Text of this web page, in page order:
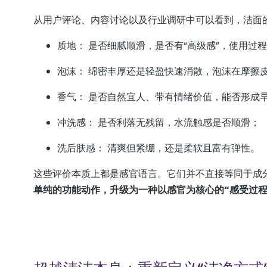
从用户评论、内容讨论以及行业调研中可以看到，洁面
质地： 是否细腻顺滑，是否有“高级感”，使用过
泡沫： 绵密丰厚还是轻盈快速消散，泡沫在摩擦
香气： 是否自然宜人、带有情绪价值，能否形成
冲洗感： 是否利落无残留，水流触感是否顺滑；
洗后肤感： 清爽但紧绷，还是柔软且富有弹性。
这些评价本质上都是感官语言。它们并不直接等同于
单纯的功能动作，升级为一种以感官为核心的“感受过